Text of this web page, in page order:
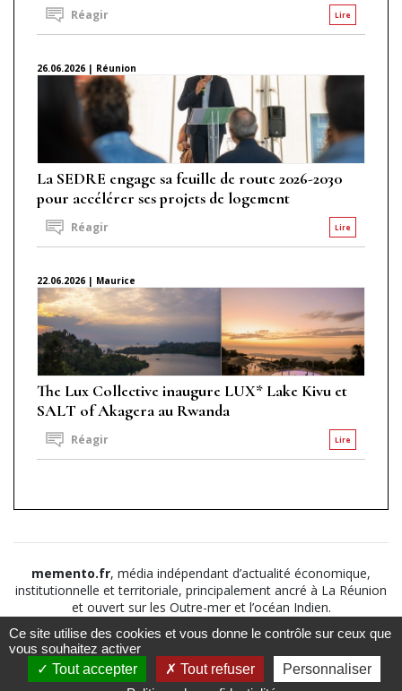
Lire
Réagir
26.06.2026 | Réunion
La SEDRE engage sa feuille de route 2026-2030
pour accélérer ses projets de logement
Lire
Réagir
22.06.2026 | Maurice
The Lux Collective inaugure LUX* Lake Kivu et
SALT of Akagera au Rwanda
Lire
Réagir
memento.fr, média indépendant d’actualité économique,
institutionnelle et territoriale, principalement ancré à La Réunion
et ouvert sur les Outre-mer et l’océan Indien.
©2026
Mémento
Suivez nous sur Notice légale
Politique de
confidentialité-CGV-CGU
Ce site utilise des cookies et vous donne le contrôle sur ceux que
vous souhaitez activer
Tout accepter
Tout refuser
Personnaliser